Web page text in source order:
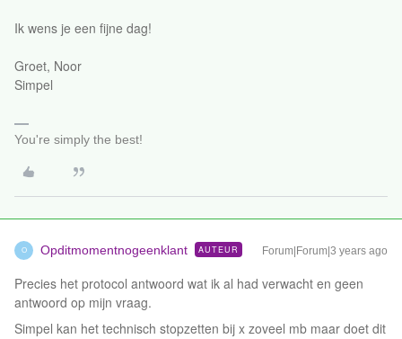
Ik wens je een fijne dag!
Groet, Noor
Simpel
You're simply the best!
O Opditmomentnogeenklant AUTEUR Forum|Forum|3 years ago
Precies het protocol antwoord wat ik al had verwacht en geen
antwoord op mijn vraag.
Simpel kan het technisch stopzetten bij x zoveel mb maar doet dit